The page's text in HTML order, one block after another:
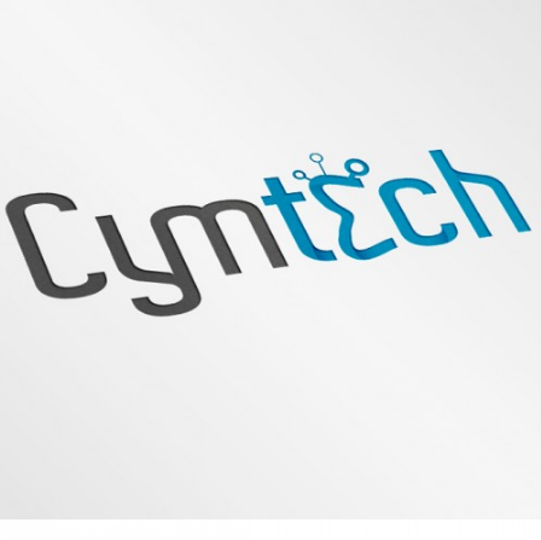
CYMTECH- Logotipo
Diseño Gráfico